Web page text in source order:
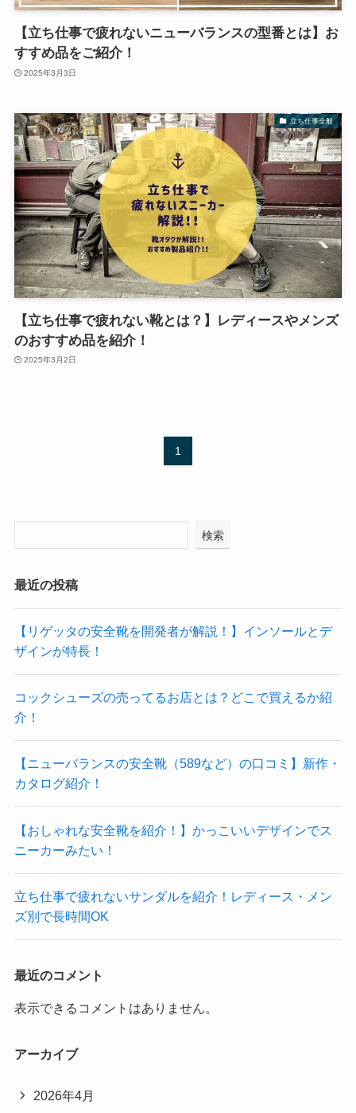
【立ち仕事で疲れないニューバランスの型番とは】お
すすめ品をご紹介！
2025年3月3日
立ち仕事全般
【立ち仕事で疲れない靴とは？】レディースやメンズ
のおすすめ品を紹介！
2025年3月2日
1
検索
最近の投稿
【リゲッタの安全靴を開発者が解説！】インソールとデ
ザインが特長！
コックシューズの売ってるお店とは？どこで買えるか紹
介！
【ニューバランスの安全靴（589など）の口コミ】新作・
カタログ紹介！
【おしゃれな安全靴を紹介！】かっこいいデザインでス
ニーカーみたい！
立ち仕事で疲れないサンダルを紹介！レディース・メン
ズ別で長時間OK
最近のコメント
表示できるコメントはありません。
アーカイブ
2026年4月